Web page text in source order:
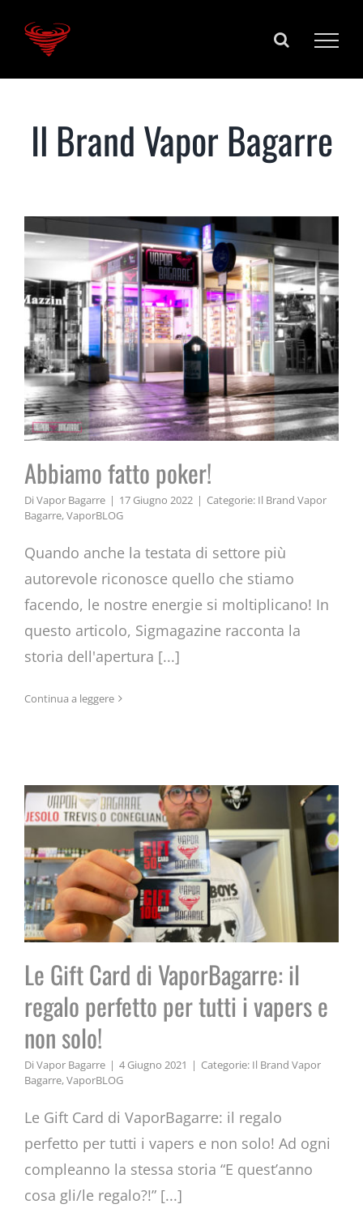
Il Brand Vapor Bagarre
Abbiamo fatto poker!
Di Vapor Bagarre | 17 Giugno 2022 | Categorie: Il Brand Vapor
Bagarre,VaporBLOG
Quando anche la testata di settore più
autorevole riconosce quello che stiamo
facendo, le nostre energie si moltiplicano! In
questo articolo, Sigmagazine racconta la
storia dell'apertura [...]
Continua a leggere
regalo perfetto per tutti i vapers
Le Gift Card di VaporBagarre: il
regalo perfetto per tutti i vapers e
non solo!
Di Vapor Bagarre | 4 Giugno 2021 | Categorie: Il Brand Vapor
Bagarre,VaporBLOG
Le Gift Card di VaporBagarre: il regalo
perfetto per tutti i vapers e non solo! Ad ogni
compleanno la stessa storia “E quest’anno
cosa gli/le regalo?!” [...]